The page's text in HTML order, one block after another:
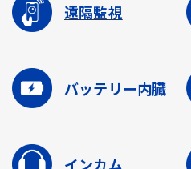
遠隔監視
バッテリー内臓
インカム